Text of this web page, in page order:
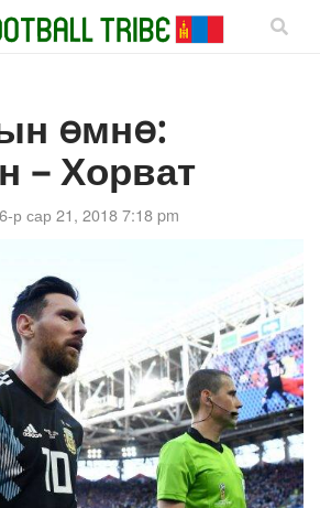
өмнө:
– Хорват
6-р сар 21, 2018 7:18 pm